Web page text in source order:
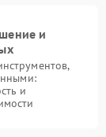
и
и